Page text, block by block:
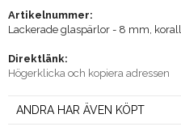
Artikelnummer:
Lackerade glaspärlor - 8 mm, korall
Direktlänk:
Högerklicka och kopiera adressen
ANDRA HAR ÄVEN KÖPT